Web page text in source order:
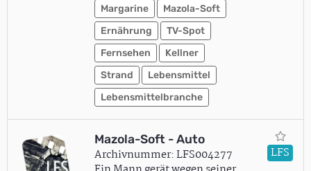
Margarine
Mazola-Soft
Ernährung
TV-Spot
Fernsehen
Kellner
Strand
Lebensmittel
Lebensmittelbranche
Mazola-Soft - Auto
Archivnummer: LFS004277
LFS